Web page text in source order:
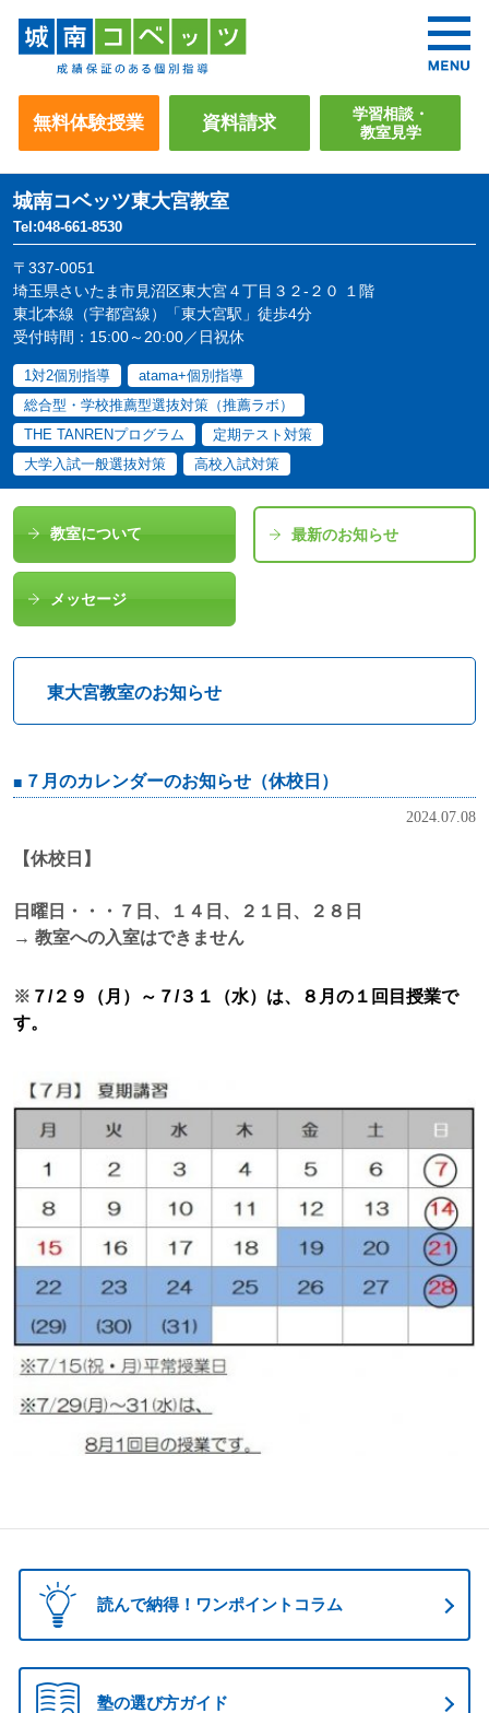
無料体験授業 資料請求
学習相談・
教室見学
城南コベッツ東大宮教室
Tel:048-661-8530
〒337-0051
埼玉県さいたま市見沼区東大宮４丁目３２-２０ １階
東北本線（宇都宮線）「東大宮駅」徒歩4分
受付時間：15:00～20:00／日祝休
1対2個別指導
atama+個別指導
総合型・学校推薦型選抜対策（推薦ラボ）
THE TANRENプログラム
定期テスト対策
大学入試一般選抜対策
高校入試対策
教室について 最新のお知らせ
メッセージ
東大宮教室のお知らせ
７月のカレンダーのお知らせ（休校日）
2024.07.08
【休校日】
日曜日 ・・・７ 日、１４日、２１日、２８日
→ 教室への入室はできません
※ ７/２９（月）～７/３１（水）は、８月の１回目授業で
す。
読んで納得！ワンポイントコラム
塾の選び方ガイド